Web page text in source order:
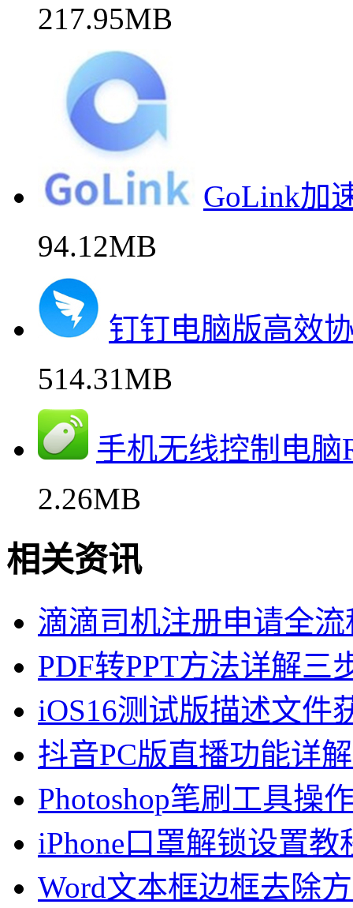
217.95MB
GoLink加
94.12MB
钉钉电脑版高效
514.31MB
手机无线控制电脑
2.26MB
相关资讯
滴滴司机注册申请全
PDF转PPT方法详解三
iOS16测试版描述文件
抖音PC版直播功能详
Photoshop笔刷工具操
iPhone口罩解锁设置教
Word文本框边框去除